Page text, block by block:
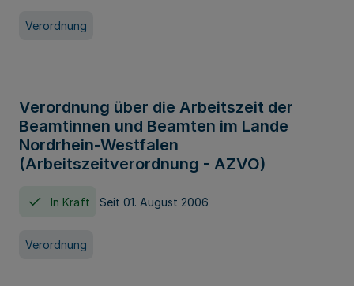
Verordnung
Verordnung über die Arbeitszeit der
Beamtinnen und Beamten im Lande
Nordrhein-Westfalen
(Arbeitszeitverordnung - AZVO)
In Kraft Seit 01. August 2006
Verordnung